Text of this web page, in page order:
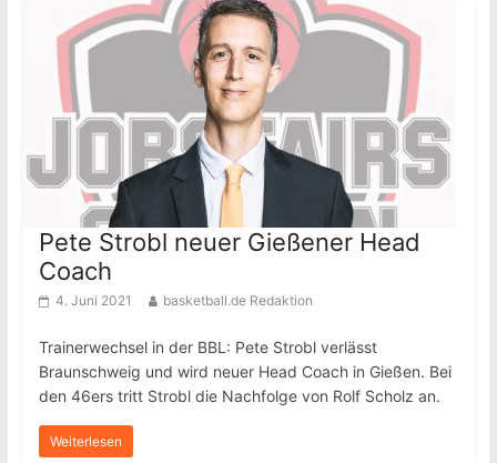
Pete Strobl neuer Gießener Head
Coach
4. Juni 2021 basketball.de Redaktion
Trainerwechsel in der BBL: Pete Strobl verlässt
Braunschweig und wird neuer Head Coach in Gießen. Bei
den 46ers tritt Strobl die Nachfolge von Rolf Scholz an.
Weiterlesen